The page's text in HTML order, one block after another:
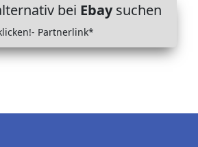
bei Ebaysuchen
Partnerlink*